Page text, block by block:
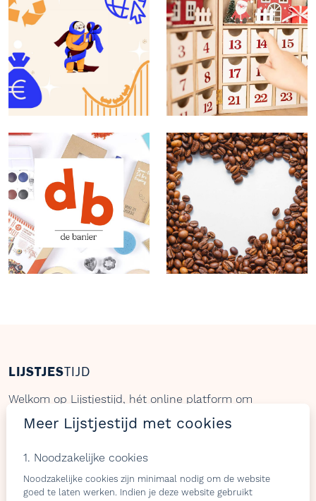
LIJSTJESTIJD
Welkom op Lijstjestijd, hét online platform om
verlanglijstjes te maken met producten van gelijk welke
Bezoekers Shops & belevingen
Meer Lijstjestijd met cookies
1. Noodzakelijke cookies
Noodzakelijke cookies zijn minimaal nodig om de website
goed te laten werken. Indien je deze website gebruikt